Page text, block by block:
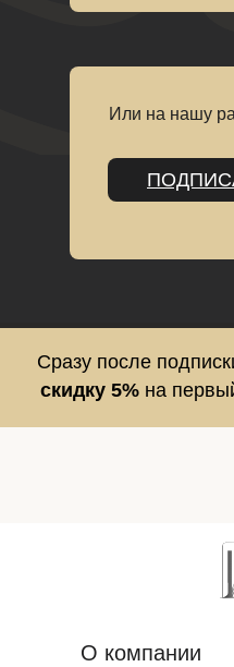
Или на нашу
Сразу после
скидку 5% на
О компании